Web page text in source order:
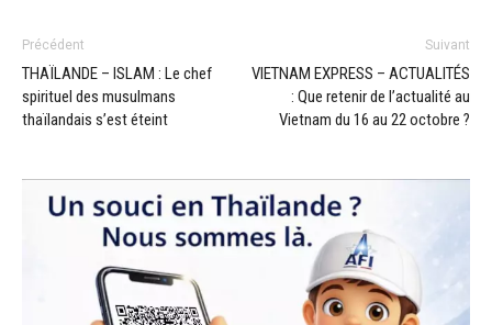
Précédent
THAÏLANDE – ISLAM : Le chef
spirituel des musulmans
thaïlandais s’est éteint
Suivant
VIETNAM EXPRESS – ACTUALITÉS
: Que retenir de l’actualité au
Vietnam du 16 au 22 octobre ?